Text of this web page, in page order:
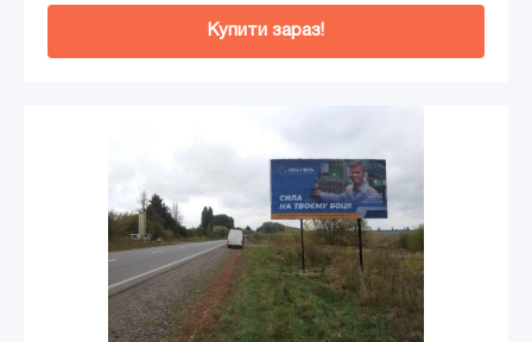
Купити зараз!